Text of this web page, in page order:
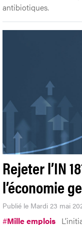
antibiotiques.
Rejeter l’IN
l’économie
Publié le Mardi 23 mai
#Mille emplois